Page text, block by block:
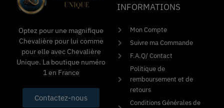
Optez pour une magnifique
Chevalière pour lui comme
pour elle avec Chevalière
Unique. La boutique numéro
1 en France
Contactez-nous
INFORMATIONS
Mon Compte
Suivre ma Commande
F.A.Q/ Contact
Politique de
remboursement et de
retours
Conditions Générales de